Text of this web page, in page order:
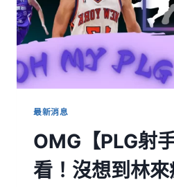
最新消息
OMG【PLG射
看！沒想到林